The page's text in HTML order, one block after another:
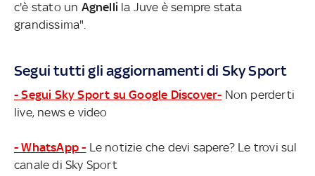
c'è stato un Agnelli la Juve è sempre stata
grandissima".
Segui tutti gli aggiornamenti di Sky Sport
- Segui Sky Sport su Google Discover- Non perderti
live, news e video
- WhatsApp - Le notizie che devi sapere? Le trovi sul
canale di Sky Sport